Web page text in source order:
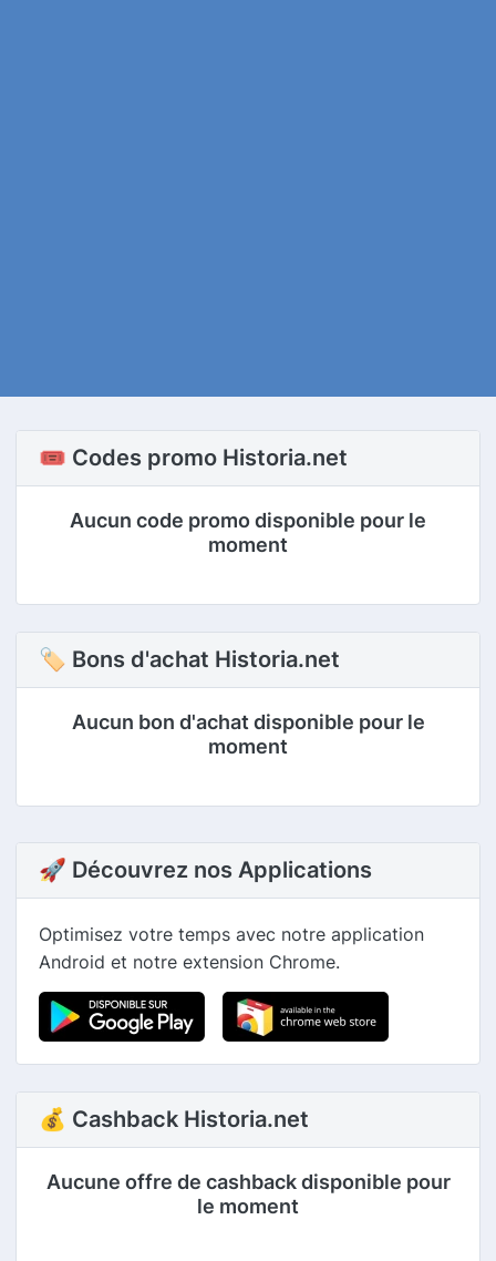
🎟️ Codes promo Historia.net
Aucun code promo disponible pour le
moment
🏷 Bons d'achat Historia.net
Aucun bon d'achat disponible pour le
moment
🚀 Découvrez nos Applications
Optimisez votre temps avec notre application
Android et notre extension Chrome.
💰 Cashback Historia.net
Aucune offre de cashback disponible pour
le moment